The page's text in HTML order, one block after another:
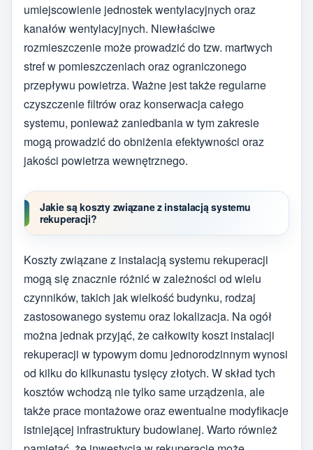
umiejscowienie jednostek wentylacyjnych oraz
kanałów wentylacyjnych. Niewłaściwe
rozmieszczenie może prowadzić do tzw. martwych
stref w pomieszczeniach oraz ograniczonego
przepływu powietrza. Ważne jest także regularne
czyszczenie filtrów oraz konserwacja całego
systemu, ponieważ zaniedbania w tym zakresie
mogą prowadzić do obniżenia efektywności oraz
jakości powietrza wewnętrznego.
Jakie są koszty związane z instalacją systemu
rekuperacji?
Koszty związane z instalacją systemu rekuperacji
mogą się znacznie różnić w zależności od wielu
czynników, takich jak wielkość budynku, rodzaj
zastosowanego systemu oraz lokalizacja. Na ogół
można jednak przyjąć, że całkowity koszt instalacji
rekuperacji w typowym domu jednorodzinnym wynosi
od kilku do kilkunastu tysięcy złotych. W skład tych
kosztów wchodzą nie tylko same urządzenia, ale
także prace montażowe oraz ewentualne modyfikacje
istniejącej infrastruktury budowlanej. Warto również